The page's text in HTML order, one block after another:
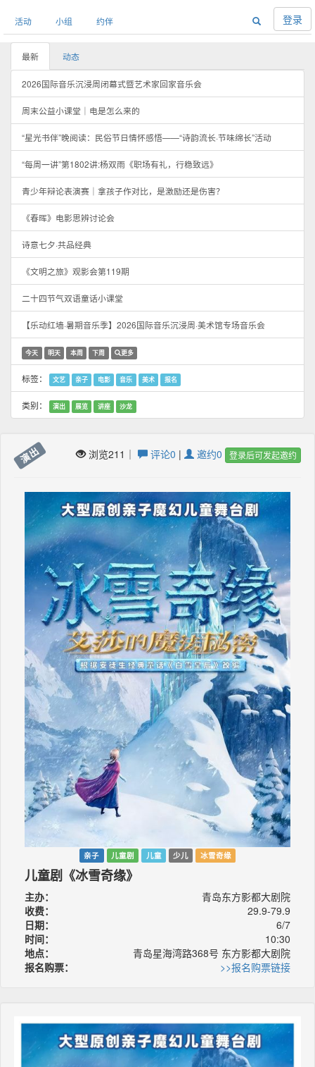
活动 小组 约伴 登录
最新 动态
2026国际音乐沉浸周闭幕式暨艺术家回家音乐会
周末公益小课堂｜电是怎么来的
“星光书伴”晚阅读：民俗节日情怀感悟——“诗韵流长·节味绵长”活动
“每周一讲”第1802讲:杨双雨《职场有礼，行稳致远》
青少年辩论表演赛｜拿孩子作对比，是激励还是伤害？
《春晖》电影思辨讨论会
诗意七夕·共品经典
《文明之旅》观影会第119期
二十四节气双语童话小课堂
【乐动红墙·暑期音乐季】2026国际音乐沉浸周·美术馆专场音乐会
今天 明天 本周 下周 更多
标签： 文艺 亲子 电影 音乐 美术 报名
类别： 演出 展览 讲座 沙龙
演出 浏览211｜ 评论0 | 邀约0 登录后可发起邀约
亲子 儿童剧 儿童 少儿 冰雪奇缘
儿童剧《冰雪奇缘》
主办：
青岛东方影都大剧院
收费：
29.9-79.9
日期：
6/7
时间：
10:30
地点：
青岛星海湾路368号 东方影都大剧院
报名购票：
>>报名购票链接